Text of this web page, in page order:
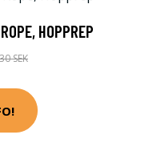
HOPPREP
SEK